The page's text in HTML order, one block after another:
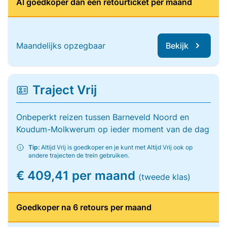
Al goedkoper dan één retourticket per maand
Maandelijks opzegbaar Bekijk
Traject Vrij
Onbeperkt reizen tussen Barneveld Noord en
Koudum-Molkwerum op ieder moment van de dag
Tip: Altijd Vrij is goedkoper en je kunt met Altijd Vrij ook op
andere trajecten de trein gebruiken.
€ 409,41 per maand (tweede klas)
Goedkoper na 6 retours per maand